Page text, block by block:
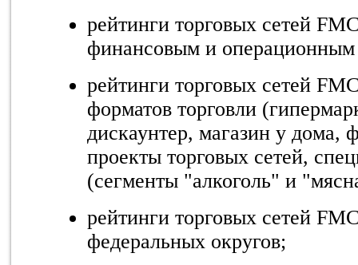
рейтинги торговых сетей
финансовым и операционным
рейтинги торговых сетей
форматов торговли
дискаунтер, магазин у дома,
проекты торговых сетей,
(сегменты "алкоголь" и
рейтинги торговых сетей
федеральных округов;